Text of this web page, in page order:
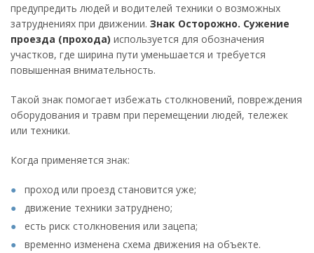
предупредить людей и водителей техники о возможных
затруднениях при движении. Знак Осторожно. Сужение
проезда (прохода) используется для обозначения
участков, где ширина пути уменьшается и требуется
повышенная внимательность.
Такой знак помогает избежать столкновений, повреждения
оборудования и травм при перемещении людей, тележек
или техники.
Когда применяется знак:
проход или проезд становится уже;
движение техники затруднено;
есть риск столкновения или зацепа;
временно изменена схема движения на объекте.